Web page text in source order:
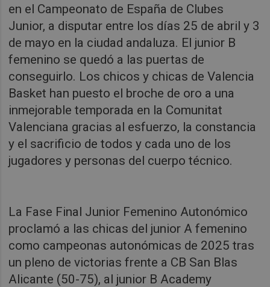
en el Campeonato de España de Clubes
Junior, a disputar entre los días 25 de abril y 3
de mayo en la ciudad andaluza. El junior B
femenino se quedó a las puertas de
conseguirlo. Los chicos y chicas de Valencia
Basket han puesto el broche de oro a una
inmejorable temporada en la Comunitat
Valenciana gracias al esfuerzo, la constancia
y el sacrificio de todos y cada uno de los
jugadores y personas del cuerpo técnico.
La Fase Final Junior Femenino Autonómico
proclamó a las chicas del junior A femenino
como campeonas autonómicas de 2025 tras
un pleno de victorias frente a CB San Blas
Alicante (50-75), al junior B Academy